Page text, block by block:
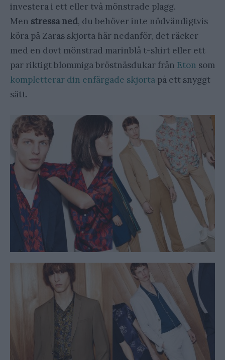
investera i ett eller två mönstrade plagg.
Men stressa ned, du behöver inte nödvändigtvis
köra på Zaras skjorta här nedanför, det räcker
med en dovt mönstrad marinblå t-shirt eller ett
par riktigt blommiga bröstnäsdukar från Eton som
kompletterar din enfärgade skjorta på ett snyggt
sätt.